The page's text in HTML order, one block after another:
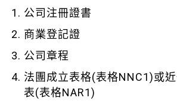
公司注冊證書
商業登記證
公司章程
法團成立表格(表格NNC1)或
表(表格NAR1)